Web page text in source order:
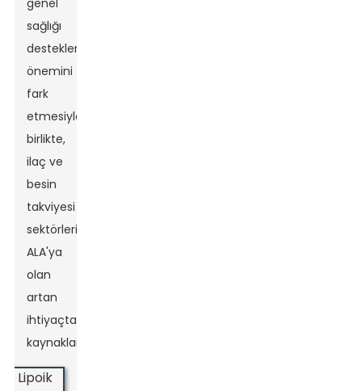
genel
sağlığı
desteklemedeki
önemini
fark
etmesiyle
birlikte,
ilaç ve
besin
takviyesi
sektörlerinde
ALA'ya
olan
artan
ihtiyaçtan
kaynaklanıyor.